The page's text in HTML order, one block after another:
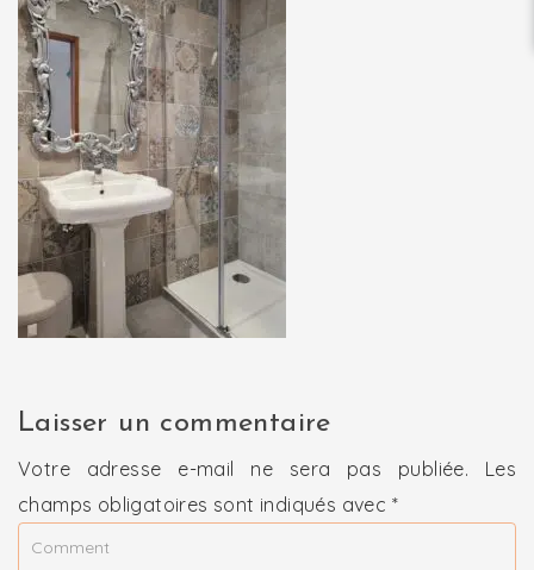
Laisser un commentaire
Votre adresse e-mail ne sera pas publiée.
Les
champs obligatoires sont indiqués avec *